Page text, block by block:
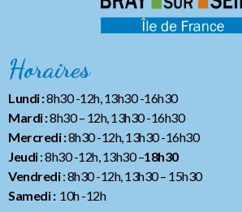
Horaires
Lundi :8h30 -12h, 13h30 -16h30
Mardi :8h30 – 12h, 13h30 -16h30
Mercredi :8h30 -12h, 13h30 -16h30
Jeudi: 8h30 -12h, 13h30 –18h30
Vendredi: 8h30 -12h, 13h30– 15h30
Samedi :10h -12h